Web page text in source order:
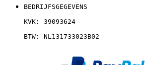
BEDRIJFSGEGEVENS
KVK: 39093624
BTW: NL131733023B02